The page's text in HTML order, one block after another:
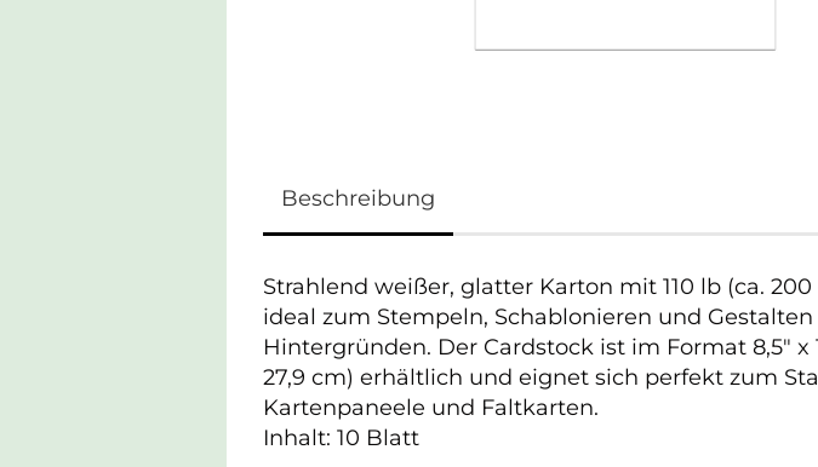
Beschreibung
Strahlend weißer, glatter Karton mit 110 lb (ca.
ideal zum Stempeln, Schablonieren und Gestalten
Hintergründen. Der Cardstock ist im Format 8,5" x
27,9 cm) erhältlich und eignet sich perfekt zum
Kartenpaneele und Faltkarten.
Inhalt: 10 Blatt